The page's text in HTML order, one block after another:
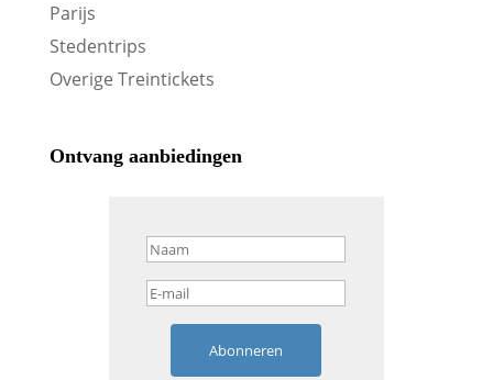
Parijs
Stedentrips
Overige Treintickets
Ontvang aanbiedingen
Abonneren